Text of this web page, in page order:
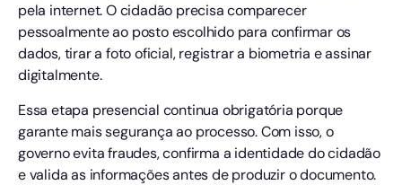
pela internet. O cidadão precisa comparecer
pessoalmente ao posto escolhido para confirmar os
dados, tirar a foto oficial, registrar a biometria e assinar
digitalmente.
Essa etapa presencial continua obrigatória porque
garante mais segurança ao processo. Com isso, o
governo evita fraudes, confirma a identidade do cidadão
e valida as informações antes de produzir o documento.